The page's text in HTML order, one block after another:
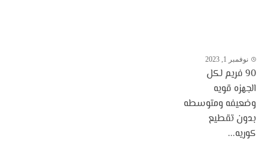
نوفمبر 1, 2023
90 فريم لكل
الجهزه قويه
وضعيفه ومتوسطه
بدون تقطيع
كوريه...